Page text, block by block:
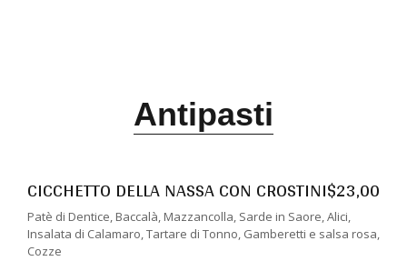
Antipasti
CICCHETTO DELLA NASSA CON CROSTINI$23,00
Patè di Dentice, Baccalà, Mazzancolla, Sarde in Saore, Alici,
Insalata di Calamaro, Tartare di Tonno, Gamberetti e salsa rosa,
Cozze